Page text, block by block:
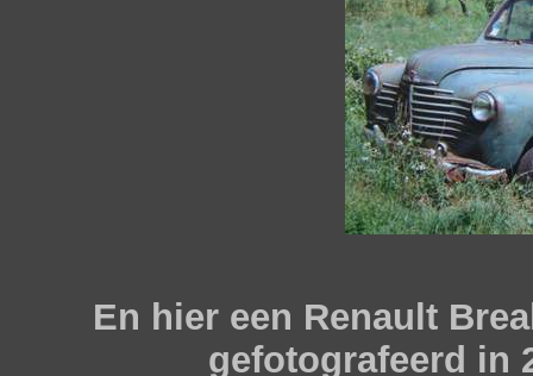
En hier een Renault
gefotografeerd in